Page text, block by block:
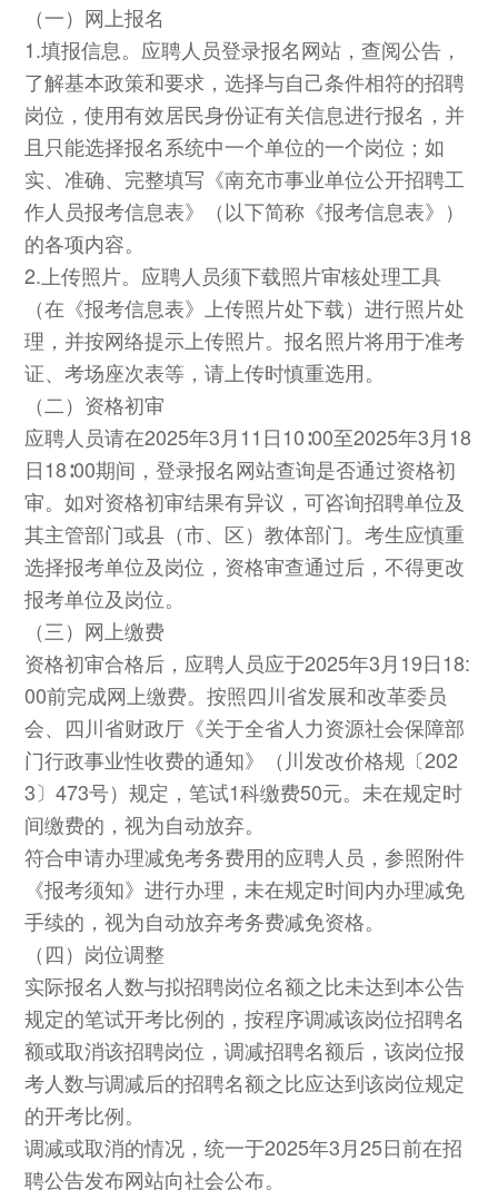
（一）网上报名
1.填报信息。应聘人员登录报名网站，查阅公告，
了解基本政策和要求，选择与自己条件相符的招聘
岗位，使用有效居民身份证有关信息进行报名，并
且只能选择报名系统中一个单位的一个岗位；如
实、准确、完整填写《南充市事业单位公开招聘工
作人员报考信息表》（以下简称《报考信息表》）
的各项内容。
2.上传照片。应聘人员须下载照片审核处理工具
（在《报考信息表》上传照片处下载）进行照片处
理，并按网络提示上传照片。报名照片将用于准考
证、考场座次表等，请上传时慎重选用。
（二）资格初审
应聘人员请在2025年3月11日10∶00至2025年3月18
日18∶00期间，登录报名网站查询是否通过资格初
审。如对资格初审结果有异议，可咨询招聘单位及
其主管部门或县（市、区）教体部门。考生应慎重
选择报考单位及岗位，资格审查通过后，不得更改
报考单位及岗位。
（三）网上缴费
资格初审合格后，应聘人员应于2025年3月19日18:
00前完成网上缴费。按照四川省发展和改革委员
会、四川省财政厅《关于全省人力资源社会保障部
门行政事业性收费的通知》（川发改价格规〔202
3〕473号）规定，笔试1科缴费50元。未在规定时
间缴费的，视为自动放弃。
符合申请办理减免考务费用的应聘人员，参照附件
《报考须知》进行办理，未在规定时间内办理减免
手续的，视为自动放弃考务费减免资格。
（四）岗位调整
实际报名人数与拟招聘岗位名额之比未达到本公告
规定的笔试开考比例的，按程序调减该岗位招聘名
额或取消该招聘岗位，调减招聘名额后，该岗位报
考人数与调减后的招聘名额之比应达到该岗位规定
的开考比例。
调减或取消的情况，统一于2025年3月25日前在招
聘公告发布网站向社会公布。